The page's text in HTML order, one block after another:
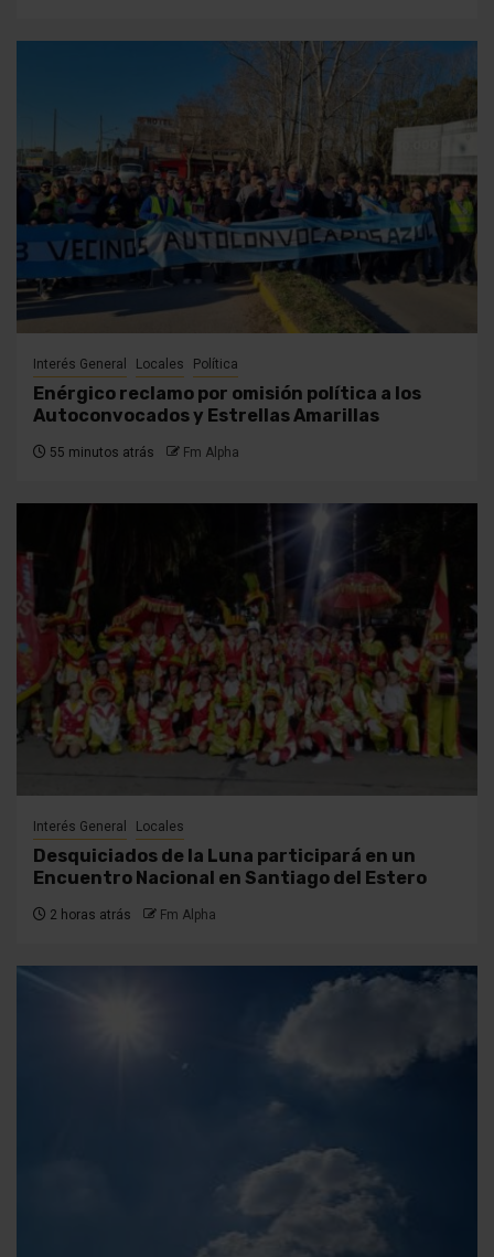
Interés General Locales Política
Enérgico reclamo por omisión política a los
Autoconvocados y Estrellas Amarillas
55 minutos atrás Fm Alpha
Interés General Locales
Desquiciados de la Luna participará en un
Encuentro Nacional en Santiago del Estero
2 horas atrás Fm Alpha